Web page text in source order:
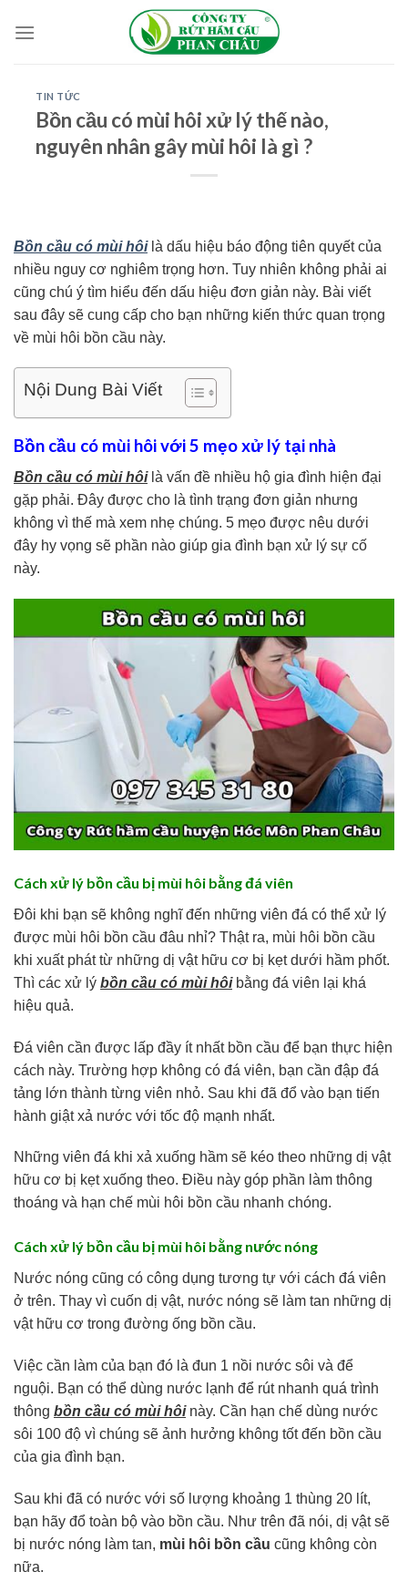
TIN TỨC
Bồn cầu có mùi hôi xử lý thế nào,
nguyên nhân gây mùi hôi là gì ?
Bồn cầu có mùi hôilà dấu hiệu báo động tiên quyết của
nhiều nguy cơ nghiêm trọng hơn. Tuy nhiên không phải ai
cũng chú ý tìm hiểu đến dấu hiệu đơn giản này. Bài viết
sau đây sẽ cung cấp cho bạn những kiến thức quan trọng
về mùi hôi bồn cầu này.
Nội Dung Bài Viết
Bồn cầu có mùi hôi với 5 mẹo xử lý tại nhà
Bồn cầu có mùi hôilà vấn đề nhiều hộ gia đình hiện đại
gặp phải. Đây được cho là tình trạng đơn giản nhưng
không vì thế mà xem nhẹ chúng. 5 mẹo được nêu dưới
đây hy vọng sẽ phần nào giúp gia đình bạn xử lý sự cố
này.
Cách xử lý bồn cầu bị mùi hôi bằng đá viên
Đôi khi bạn sẽ không nghĩ đến những viên đá có thể xử lý
được mùi hôi bồn cầu đâu nhỉ? Thật ra, mùi hôi bồn cầu
khi xuất phát từ những dị vật hữu cơ bị kẹt dưới hầm phốt.
Thì các xử lý bồn cầu có mùi hôibằng đá viên lại khá
hiệu quả.
Đá viên cần được lấp đầy ít nhất bồn cầu để bạn thực hiện
cách này. Trường hợp không có đá viên, bạn cần đập đá
tảng lớn thành từng viên nhỏ. Sau khi đã đổ vào bạn tiến
hành giật xả nước với tốc độ mạnh nhất.
Những viên đá khi xả xuống hầm sẽ kéo theo những dị vật
hữu cơ bị kẹt xuống theo. Điều này góp phần làm thông
thoáng và hạn chế mùi hôi bồn cầu nhanh chóng.
Cách xử lý bồn cầu bị mùi hôi bằng nước nóng
Nước nóng cũng có công dụng tương tự với cách đá viên
ở trên. Thay vì cuốn dị vật, nước nóng sẽ làm tan những dị
vật hữu cơ trong đường ống bồn cầu.
Việc cần làm của bạn đó là đun 1 nồi nước sôi và để
nguội. Bạn có thể dùng nước lạnh để rút nhanh quá trình
thông bồn cầu có mùi hôinày. Cần hạn chế dùng nước
sôi 100 độ vì chúng sẽ ảnh hưởng không tốt đến bồn cầu
của gia đình bạn.
Sau khi đã có nước với số lượng khoảng 1 thùng 20 lít,
bạn hãy đổ toàn bộ vào bồn cầu. Như trên đã nói, dị vật sẽ
bị nước nóng làm tan, mùi hôi bồn cầu cũng không còn
nữa.